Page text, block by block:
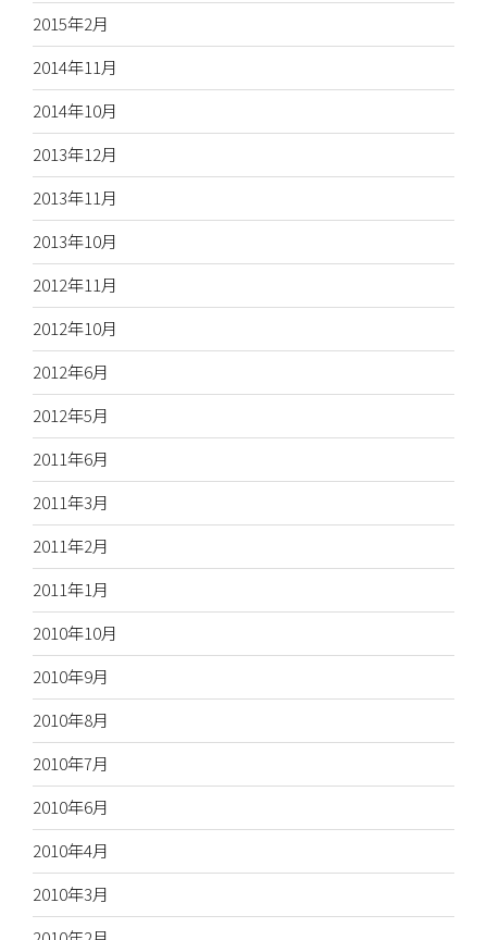
2015年2月
2014年11月
2014年10月
2013年12月
2013年11月
2013年10月
2012年11月
2012年10月
2012年6月
2012年5月
2011年6月
2011年3月
2011年2月
2011年1月
2010年10月
2010年9月
2010年8月
2010年7月
2010年6月
2010年4月
2010年3月